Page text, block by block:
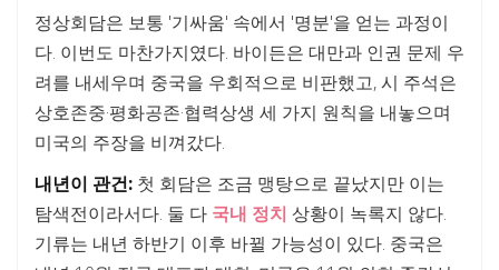
정상회담은 보통 '기싸움' 속에서 '명분'을 얻는 과정이
다. 이번도 마찬가지였다. 바이든은 대만과 인권 문제 우
려를 내세우며 중국을 우회적으로 비판했고, 시 주석은
상호존중·평화공존·협력상생 세 가지 원칙을 내놓으며
미국의 주장을 비껴갔다.
내년이 관건: 첫 회담은 조금 맹탕으로 끝났지만 이는
탐색전이라서다. 둘 다 국내 정치 상황이 녹록지 않다.
기류는 내년 하반기 이후 바뀔 가능성이 있다. 중국은